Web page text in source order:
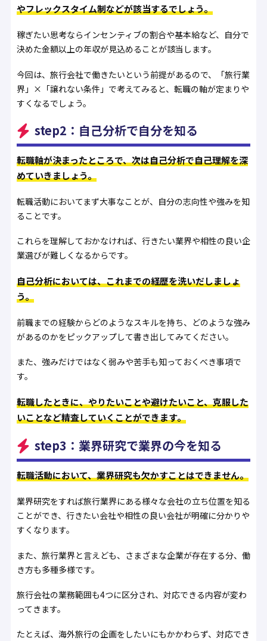
やフレックスタイム制などが該当するでしょう。
稼ぎたい思考ならインセンティブの割合や基本給など、自分で
決めた金額以上の年収が見込めることが該当します。
今回は、旅行会社で働きたいという前提があるので、「旅行業
界」×「譲れない条件」で考えてみると、転職の軸が定まりや
すくなるでしょう。
step2：自己分析で自分を知る
転職軸が決まったところで、次は自己分析で自己理解を深
めていきましょう。
転職活動においてまず大事なことが、自分の志向性や強みを知
ることです。
これらを理解しておかなければ、行きたい業界や相性の良い企
業選びが難しくなるからです。
自己分析においては、これまでの経歴を洗いだしましょ
う。
前職までの経験からどのようなスキルを持ち、どのような強み
があるのかをピックアップして書き出してみてください。
また、強みだけではなく弱みや苦手も知っておくべき事項で
す。
転職したときに、やりたいことや避けたいこと、克服した
いことなど精査していくことができます。
step3：業界研究で業界の今を知る
転職活動において、業界研究も欠かすことはできません。
業界研究をすれば旅行業界にある様々な会社の立ち位置を知る
ことができ、行きたい会社や相性の良い会社が明確に分かりや
すくなります。
また、旅行業界と言えども、さまざまな企業が存在する分、働
き方も多種多様です。
旅行会社の業務範囲も4つに区分され、対応できる内容が変わ
ってきます。
たとえば、海外旅行の企画をしたいにもかかわらず、対応でき